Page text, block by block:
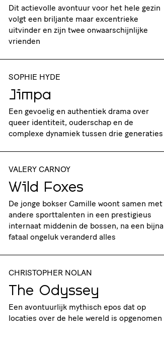
Dit actievolle avontuur voor het hele gezin
volgt een briljante maar excentrieke
uitvinder en zijn twee onwaarschijnlijke
vrienden
Jimpa
SOPHIE HYDE
Een gevoelig en authentiek drama over
queer identiteit, ouderschap en de
complexe dynamiek tussen drie generaties
Wild Foxes
VALERY CARNOY
De jonge bokser Camille woont samen met
andere sporttalenten in een prestigieus
internaat middenin de bossen, na een bijna
fataal ongeluk veranderd alles
The Odyssey
CHRISTOPHER NOLAN
Een avontuurlijk mythisch epos dat op
locaties over de hele wereld is opgenomen